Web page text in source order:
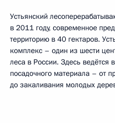
Устьянский
в 2011 году, современное
территорию в 40 гектаров.
комплекс – один из шести
леса в России. Здесь ведётся
посадочного материала – от
до закаливания молодых